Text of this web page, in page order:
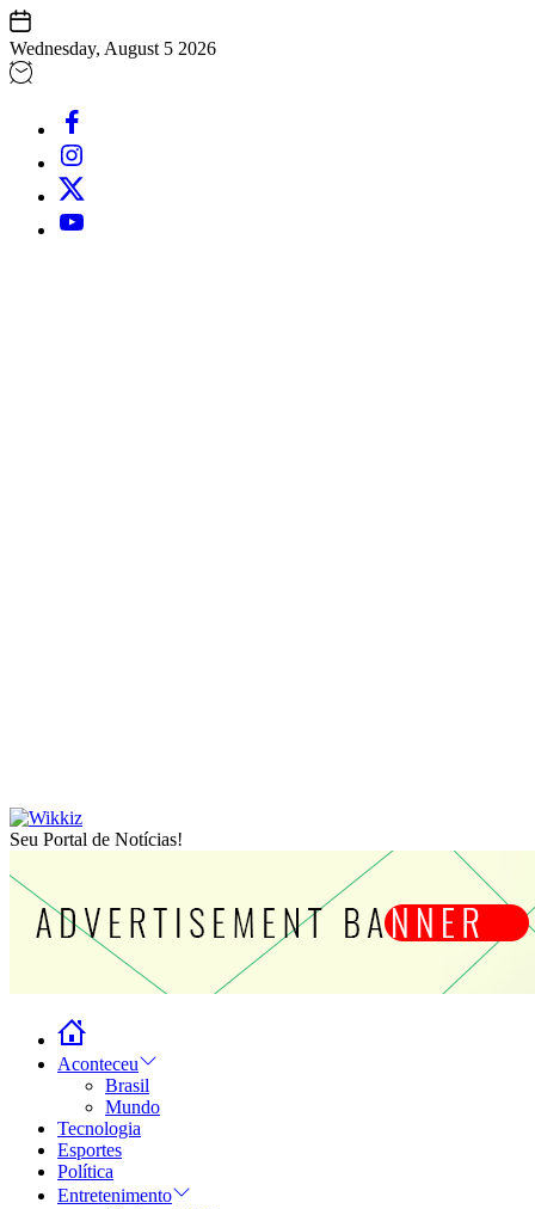
Skip
to
content
Wednesday, August 5 2026
Facebook
Instagram
Twitter
Youtube
Seu Portal de Notícias!
Aconteceu
Brasil
Mundo
Tecnologia
Esportes
Política
Entretenimento